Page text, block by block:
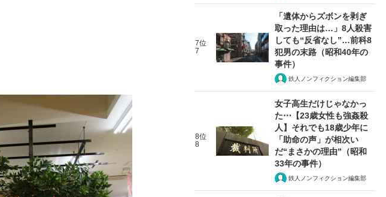
7位
7
「遺体からズボンを剥ぎ
取った理由は…」8人殺害
しても“反省なし”…前科8
犯男の末路（昭和40年の
事件）
鉄人ノンフィクション編集部
8位
8
女子高生だけじゃなかっ
た⋯【23歳女性も強姦殺
人】それでも18歳少年に
「助命の声」が相次い
だ“まさかの理由”（昭和
33年の事件）
鉄人ノンフィクション編集部